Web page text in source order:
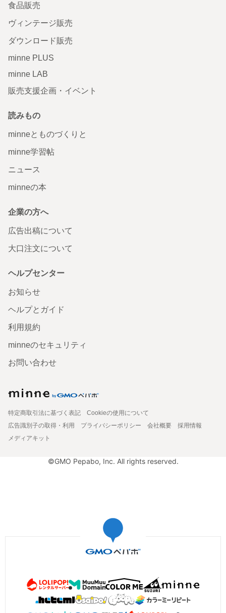
食品販売
ヴィンテージ販売
ダウンロード販売
minne PLUS
minne LAB
販売支援企画・イベント
読みもの
minneとものづくりと
minne学習帖
ニュース
minneの本
企業の方へ
広告出稿について
大口注文について
ヘルプセンター
お知らせ
ヘルプとガイド
利用規約
minneのセキュリティ
お問い合わせ
特定商取引法に基づく表記
Cookieの使用について
広告識別子の取得・利用
プライバシーポリシー 会社概要
採用情報
メディアキット
©GMO Pepabo, Inc. All rights reserved.